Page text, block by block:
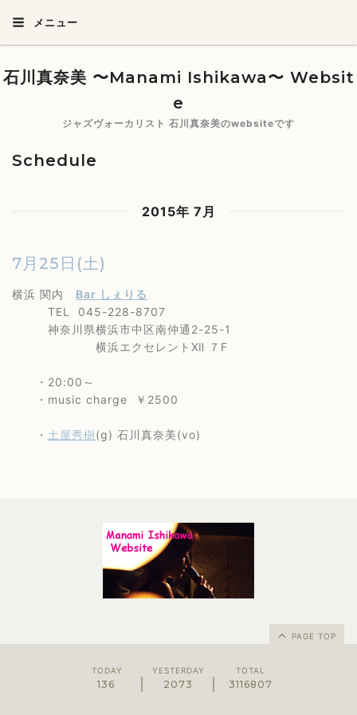
メニュー
石川真奈美 〜Manami Ishikawa〜 Websit
e
ジャズヴォーカリスト 石川真奈美のwebsiteです
Schedule
2015年 7月
7月25日(土)
横浜 関内 Bar しぇりる
TEL 045-228-8707
神奈川県横浜市中区南仲通2-25-1
横浜エクセレントⅫ ７F
・20:00～
・music charge ￥2500
・ 土屋秀樹(g) 石川真奈美(vo)
PAGE TOP
TODAY
136
YESTERDAY
2073
TOTAL
3116807